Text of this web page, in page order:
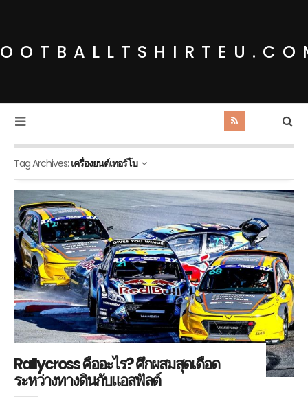
Tag Archives: เครื่องยนต์เทอร์โบ
Rallycross คืออะไร? ศึกผสมสุดเดือด
ระหว่างทางดินกับแอสฟัลต์